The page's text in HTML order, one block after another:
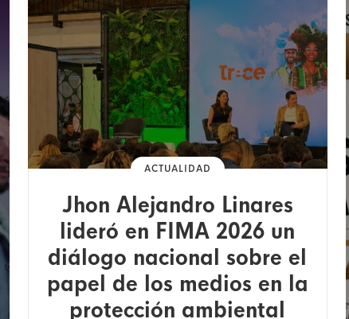
ACTUALIDAD
Jhon Alejandro Linares
lideró en FIMA 2026 un
diálogo nacional sobre el
papel de los medios en la
protección ambiental